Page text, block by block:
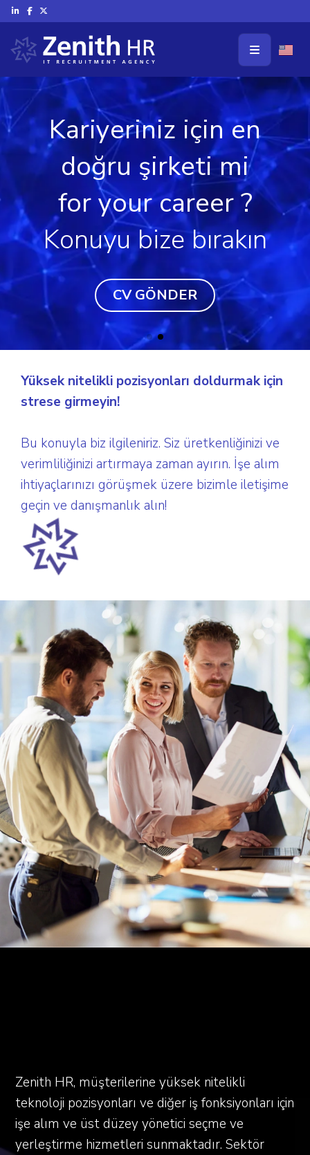
Kariyeriniz için en
doğru şirketi mi
for your career ?
Konuyu bize bırakın
CV GÖNDER
Yüksek nitelikli pozisyonları doldurmak için
strese girmeyin!
Bu konuyla biz ilgileniriz. Siz üretkenliğinizi ve
verimliliğinizi artırmaya zaman ayırın. İşe alım
ihtiyaçlarınızı görüşmek üzere bizimle iletişime
geçin ve danışmanlık alın!
Zenith HR, müşterilerine yüksek nitelikli
teknoloji pozisyonları ve diğer iş fonksiyonları için
işe alım ve üst düzey yönetici seçme ve
yerleştirme hizmetleri sunmaktadır. Sektör